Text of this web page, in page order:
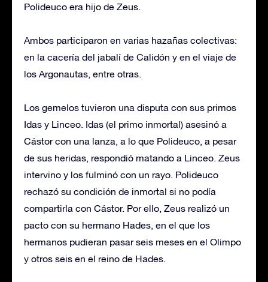
Polideuco era hijo de Zeus.
Ambos participaron en varias hazañas colectivas:
en la cacería del jabalí de Calidón y en el viaje de
los Argonautas, entre otras.
Los gemelos tuvieron una disputa con sus primos
Idas y Linceo. Idas (el primo inmortal) asesinó a
Cástor con una lanza, a lo que Polideuco, a pesar
de sus heridas, respondió matando a Linceo. Zeus
intervino y los fulminó con un rayo. Polideuco
rechazó su condición de inmortal si no podía
compartirla con Cástor. Por ello, Zeus realizó un
pacto con su hermano Hades, en el que los
hermanos pudieran pasar seis meses en el Olimpo
y otros seis en el reino de Hades.